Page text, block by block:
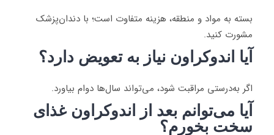
بسته به مواد و منطقه، هزینه متفاوت است؛ با دندان‌پزشک
مشورت کنید.
آیا اندوکراون نیاز به تعویض دارد؟
اگر به‌درستی مراقبت شود، می‌تواند سال‌ها دوام بیاورد.
آیا می‌توانم بعد از اندوکراون غذای
سخت بخورم؟